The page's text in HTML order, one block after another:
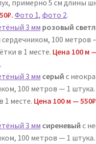
примерно 5 см длины
Фото 1, фото 2.
3 мм розовый
100 метров
в 1 месте. Цена 100 м
.
3 мм серый с
100 метров — 1
1 месте. Цена 100 м —
3 мм сиреневый с
100 метров — 1